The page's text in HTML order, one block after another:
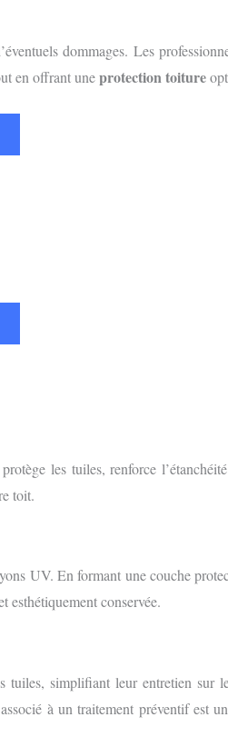
dommages. Les
en offrant uneprotection toiture
les tuiles, renforce
toit.
UV. En formant une couche
esthétiquement conservée.
tuiles, simplifiant leur entretien sur
associé à un traitement préventif est